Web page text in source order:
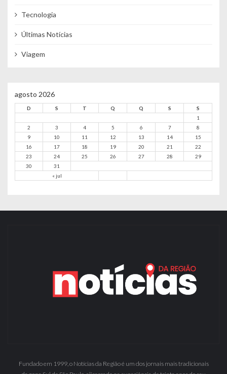
Tecnologia
Últimas Notícias
Viagem
agosto 2026
D S T Q Q S S
« jul
1
2
3 4 5 6 7
8
9
10 11 12 13 14
15
16
17 18 19 20 21
22
23
24 25 26 27 28
29
30
31
Fundado em 1999, o Notícias da Região é um dos jornais mais tradicionais